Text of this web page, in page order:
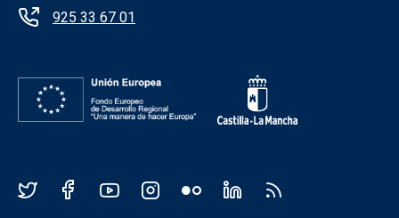
925 33 67 01
Redes sociales JCCM